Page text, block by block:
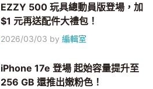
EZZY 500 玩具總動員版登場，加
$1 元再送配件大禮包！
2026/03/03 by編輯室
iPhone 17e 登場 起始容量提升至
256 GB 還推出嫩粉色！